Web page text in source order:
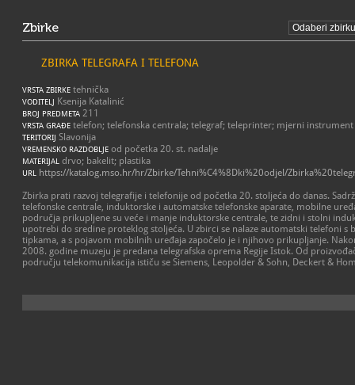
Zbirke
ZBIRKA TELEGRAFA I TELEFONA
VRSTA ZBIRKE tehnička
VODITELJ Ksenija Katalinić
BROJ PREDMETA 211
VRSTA GRAĐE telefon; telefonska centrala; telegraf; teleprinter; mjerni instrument
TERITORIJ Slavonija
VREMENSKO RAZDOBLJE od početka 20. st. nadalje
MATERIJAL drvo; bakelit; plastika
URL https://katalog.mso.hr/hr/Zbirke/Tehni%C4%8Dki%20odjel/
Zbirka prati razvoj telegrafije i telefonije od početka 20. stoljeća do danas.
telefonske centrale, induktorske i automatske telefonske aparate, mobilne
područja prikupljene su veće i manje induktorske centrale, te zidni i stolni
upotrebi do sredine proteklog stoljeća. U zbirci se nalaze automatski telefoni s
tipkama, a s pojavom mobilnih uređaja započelo je i njihovo prikupljanje.
2008. godine muzeju je predana telegrafska oprema Regije Istok. Od
području telekomunikacija ističu se Siemens, Leopolder & Sohn, Deckert &